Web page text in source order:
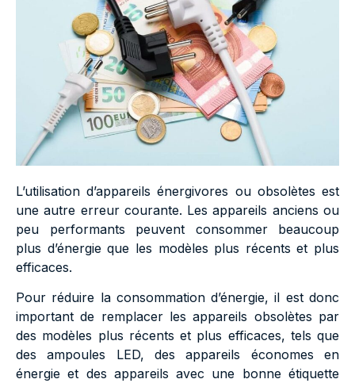
L’utilisation d’appareils énergivores ou obsolètes est
une autre erreur courante. Les appareils anciens ou
peu performants peuvent consommer beaucoup
plus d’énergie que les modèles plus récents et plus
efficaces.
Pour réduire la consommation d’énergie, il est donc
important de remplacer les appareils obsolètes par
des modèles plus récents et plus efficaces, tels que
des ampoules LED, des appareils économes en
énergie et des appareils avec une bonne étiquette